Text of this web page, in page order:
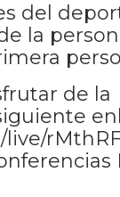
del
la
de la